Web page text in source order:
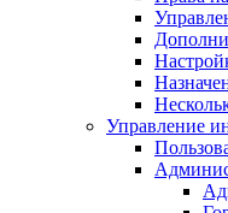
Управление